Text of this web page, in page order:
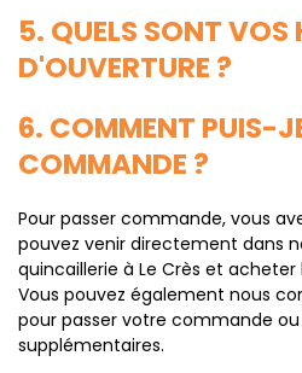
5. QUELS SONT VOS
D'OUVERTURE ?
6. COMMENT PUIS-
COMMANDE ?
Pour passer commande, vous
pouvez venir directement dans
quincaillerie à Le Crès et acheter
Vous pouvez également nous
pour passer votre commande
supplémentaires.